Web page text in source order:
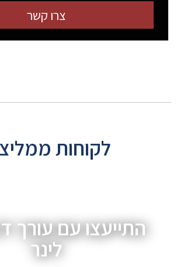
צרו קשר
לקוחות
התייעצו עם עורך
לינר